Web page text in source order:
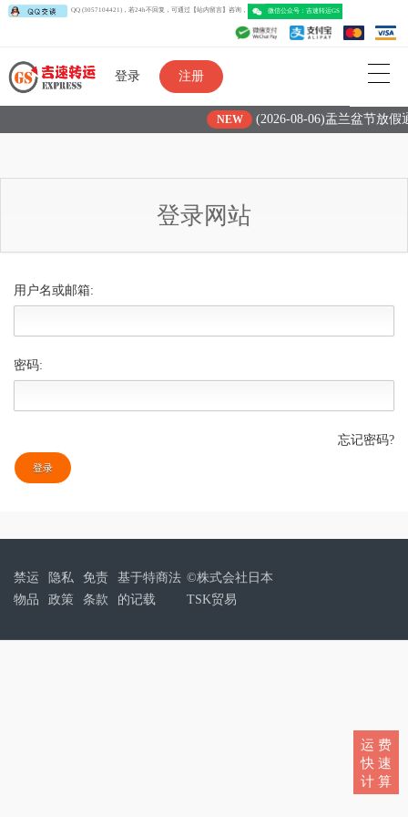
QQ (3057104421)，若24h不回复，可通过【站内留言】咨询， 微信公众号：吉速转运
登录 注册
NEW (2026-08-06)盂兰盆节放假
登录网站
用户名或邮箱:
密码:
忘记密码?
登录
禁运
物品
隐私
政策
免责
条款
基于特商法
的记载
©株式会社日本
TSK贸易
运 费
快 速
计 算